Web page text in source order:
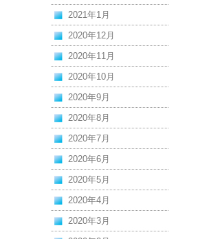
2021年1月
2020年12月
2020年11月
2020年10月
2020年9月
2020年8月
2020年7月
2020年6月
2020年5月
2020年4月
2020年3月